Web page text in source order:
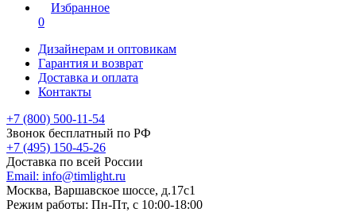
Избранное
0
Дизайнерам и оптовикам
Гарантия и возврат
Доставка и оплата
Контакты
+7 (800) 500-11-54
Звонок бесплатный по РФ
+7 (495) 150-45-26
Доставка по всей России
Email: info@timlight.ru
Москва, Варшавское шоссе, д.17c1
Режим работы: Пн-Пт, с 10:00-18:00